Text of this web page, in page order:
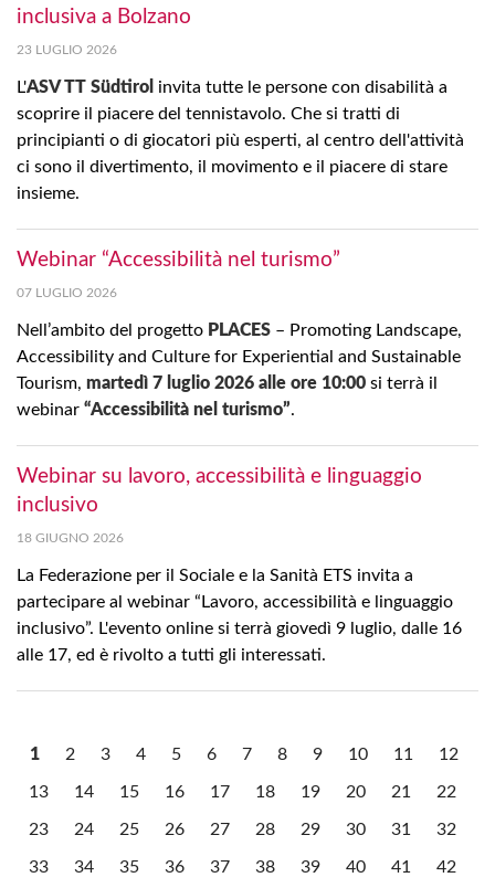
inclusiva a Bolzano
23 LUGLIO 2026
L'ASV TT Südtirol invita tutte le persone con disabilità a
scoprire il piacere del tennistavolo. Che si tratti di
principianti o di giocatori più esperti, al centro dell'attività
ci sono il divertimento, il movimento e il piacere di stare
insieme.
Webinar “Accessibilità nel turismo”
07 LUGLIO 2026
Nell’ambito del progetto PLACES – Promoting Landscape,
Accessibility and Culture for Experiential and Sustainable
Tourism, martedì 7 luglio 2026 alle ore 10:00 si terrà il
webinar “Accessibilità nel turismo”.
Webinar su lavoro, accessibilità e linguaggio
inclusivo
18 GIUGNO 2026
La Federazione per il Sociale e la Sanità ETS invita a
partecipare al webinar “Lavoro, accessibilità e linguaggio
inclusivo”. L'evento online si terrà giovedì 9 luglio, dalle 16
alle 17, ed è rivolto a tutti gli interessati.
1 2 3 4 5 6 7 8 9 10 11 12
13 14 15 16 17 18 19 20 21 22
23 24 25 26 27 28 29 30 31 32
33 34 35 36 37 38 39 40 41 42